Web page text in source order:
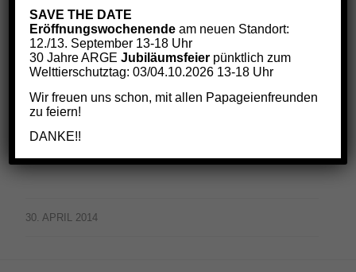
ein kleines Stück milden Käse. Einmal im Monat
gibt es am Morgen Buchweizen* (10 Min. gekocht)
oder ausgelösten Mais (saisonal).
* Diese Leckereien gibts bei:
Facebook
30. APRIL 2014
SAVE THE DATE
Eröffnungswochenende am neuen Standort:
12./13. September 13-18 Uhr
30 Jahre ARGEJubiläumsfeier pünktlich zum
Welttierschutztag: 03/04.10.2026 13-18 Uhr
Wir freuen uns schon, mit allen Papageienfreunden
zu feiern!
DANKE!!